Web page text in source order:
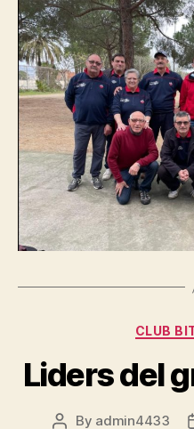
CLUB
Liders del
Post
By admin4433